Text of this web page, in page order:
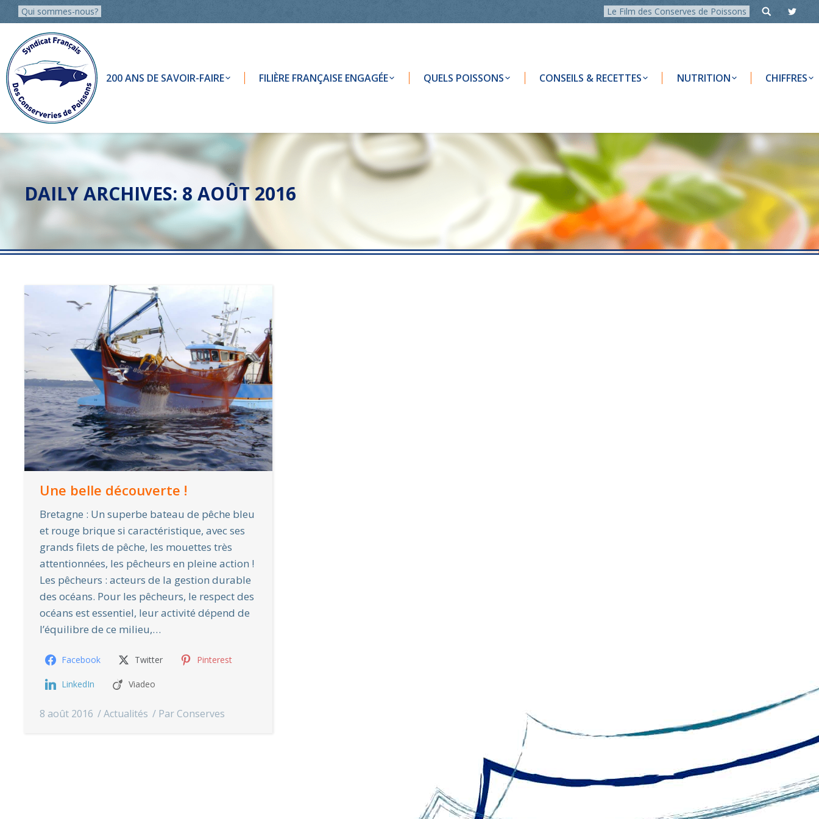
Qui sommes-nous? Le Film des Conserves de Poissons
200 ANS DE SAVOIR-FAIRE FILIÈRE FRANÇAISE ENGAGÉE QUELS POISSONS CONSEILS & RECETTES NUTRITION CHIFFRES
DAILY ARCHIVES:8 AOÛT 2016
Une belle découverte !
Bretagne : Un superbe bateau de pêche bleu
et rouge brique si caractéristique, avec ses
grands filets de pêche, les mouettes très
attentionnées, les pêcheurs en pleine action !
Les pêcheurs : acteurs de la gestion durable
des océans. Pour les pêcheurs, le respect des
océans est essentiel, leur activité dépend de
l’équilibre de ce milieu,…
Facebook Twitter Pinterest
LinkedIn Viadeo
8 août 2016 Actualités Par Conserves